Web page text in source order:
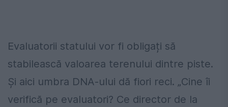
Evaluatorii statului vor fi obligați să
stabilească valoarea terenului dintre piste.
Şi aici umbra DNA-ului dă fiori reci. „Cine îi
verifică pe evaluatori? Ce director de la